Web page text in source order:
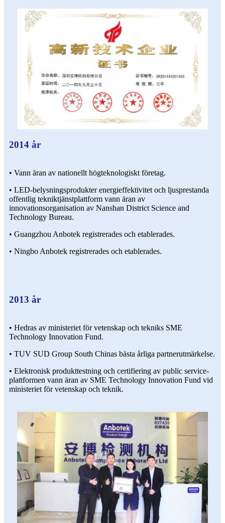
2014 år
• Vann äran av nationellt högteknologiskt företag.
• LED-belysningsprodukter energieffektivitet och ljusprestanda
offentlig tekniktjänstplattform vann äran av
innovationsorganisation av Nanshan District Science and
Technology Bureau.
• Guangzhou Anbotek registrerades och etablerades.
• Ningbo Anbotek registrerades och etablerades.
2013 år
• Hedras av ministeriet för vetenskap och tekniks SME
Technology Innovation Fund.
• TUV SUD Group South Chinas bästa årliga partnerutmärkelse.
• Elektronisk produkttestning och certifiering av public service-
plattformen vann äran av SME Technology Innovation Fund vid
ministeriet för vetenskap och teknik.